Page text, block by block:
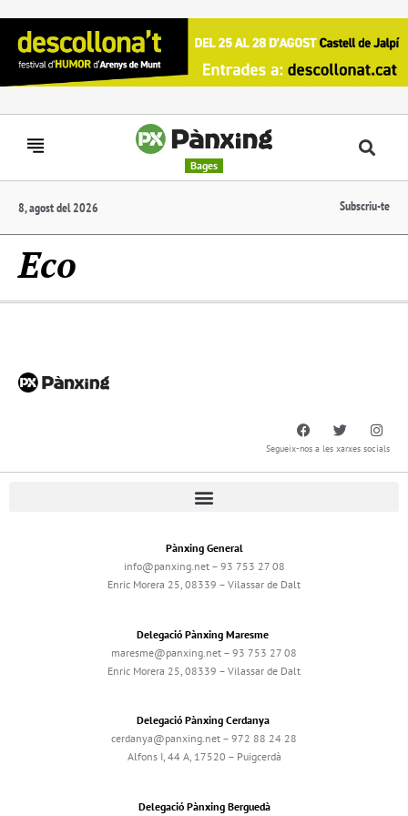
Bages
8, agost del 2026 Subscriu-te
Eco
Segueix-nos a les xarxes socials
Pànxing General
info@panxing.net – 93 753 27 08
Enric Morera 25, 08339 – Vilassar de Dalt
Delegació Pànxing Maresme
maresme@panxing.net – 93 753 27 08
Enric Morera 25, 08339 – Vilassar de Dalt
Delegació Pànxing Cerdanya
cerdanya@panxing.net – 972 88 24 28
Alfons I, 44 A, 17520 – Puigcerdà
Delegació Pànxing Berguedà